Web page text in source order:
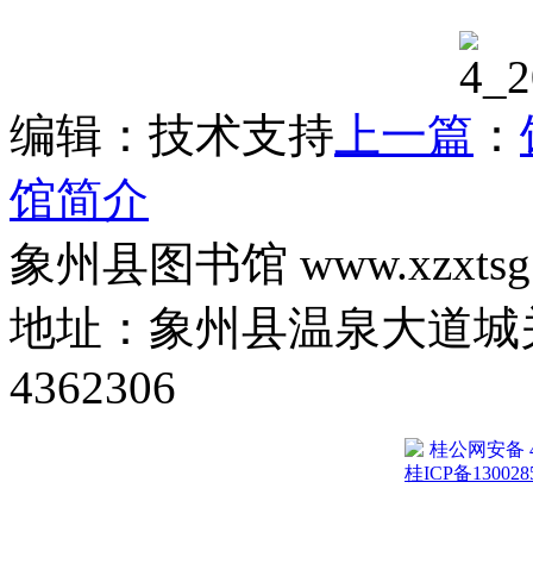
编辑：技术支持 上一篇 ：
馆简介
象州县图书馆
地址：象州县温泉大道
4362306
桂公网安备
桂ICP备